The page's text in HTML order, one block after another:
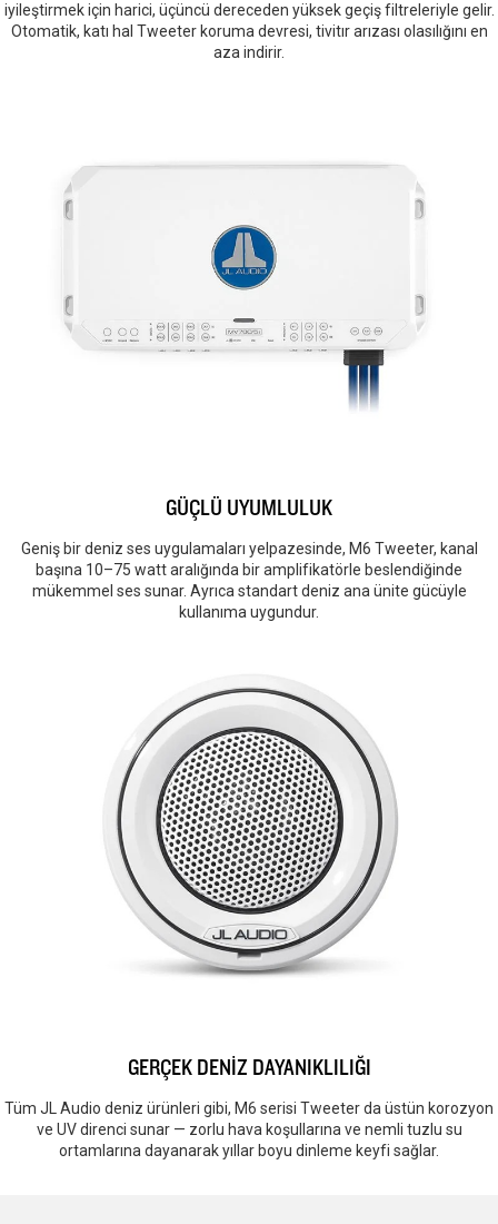
iyileştirmek için harici, üçüncü dereceden yüksek geçiş filtreleriyle gelir.
Otomatik, katı hal Tweeter koruma devresi, tivitır arızası olasılığını en
aza indirir.
GÜÇLÜ UYUMLULUK
Geniş bir deniz ses uygulamaları yelpazesinde, M6 Tweeter, kanal
başına 10–75 watt aralığında bir amplifikatörle beslendiğinde
mükemmel ses sunar. Ayrıca standart deniz ana ünite gücüyle
kullanıma uygundur.
GERÇEK DENİZ DAYANIKLILIĞI
Tüm JL Audio deniz ürünleri gibi, M6 serisi Tweeter da üstün korozyon
ve UV direnci sunar — zorlu hava koşullarına ve nemli tuzlu su
ortamlarına dayanarak yıllar boyu dinleme keyfi sağlar.